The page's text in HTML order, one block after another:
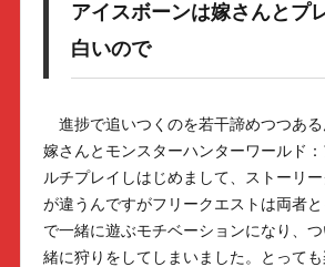
アイスボーンは嫁さんとプ
白いので
進捗で追いつくのを若干諦めつつある
嫁さんとモンスターハンターワールド
ルチプレイしはじめまして、ストーリ
が違うんですがフリークエストは両者
で一緒に遊ぶモチベーションになり、
緒に狩りをしてしまいました。とっても